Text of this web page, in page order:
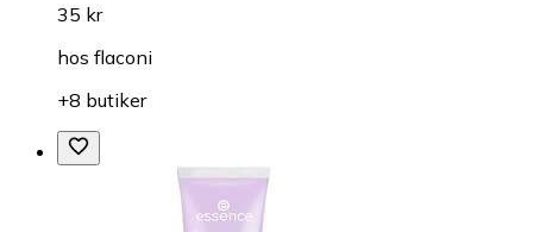
35 kr
hos flaconi
+8 butiker